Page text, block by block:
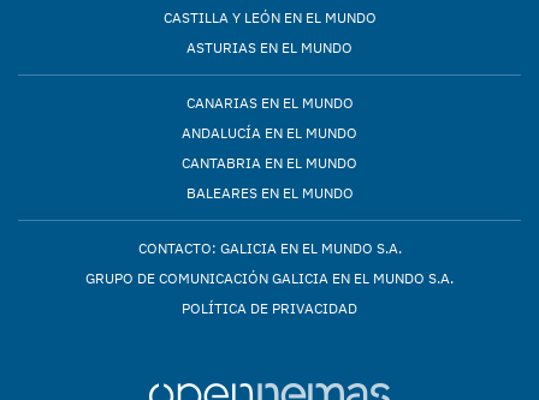
CASTILLA Y LEÓN EN EL MUNDO
ASTURIAS EN EL MUNDO
CANARIAS EN EL MUNDO
ANDALUCÍA EN EL MUNDO
CANTABRIA EN EL MUNDO
BALEARES EN EL MUNDO
CONTACTO: GALICIA EN EL MUNDO S.A.
GRUPO DE COMUNICACIÓN GALICIA EN EL MUNDO S.A.
POLÍTICA DE PRIVACIDAD